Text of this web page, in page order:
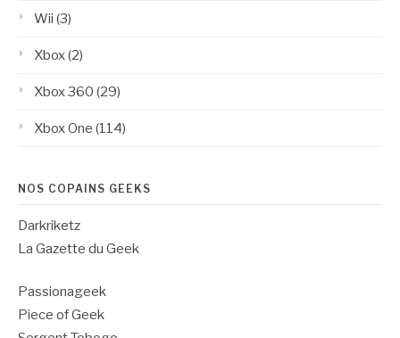
Wii (3)
Xbox(2)
Xbox 360 (29)
Xbox One (114)
NOS COPAINS GEEKS
Darkriketz
La Gazette du Geek
Passionageek
Piece of Geek